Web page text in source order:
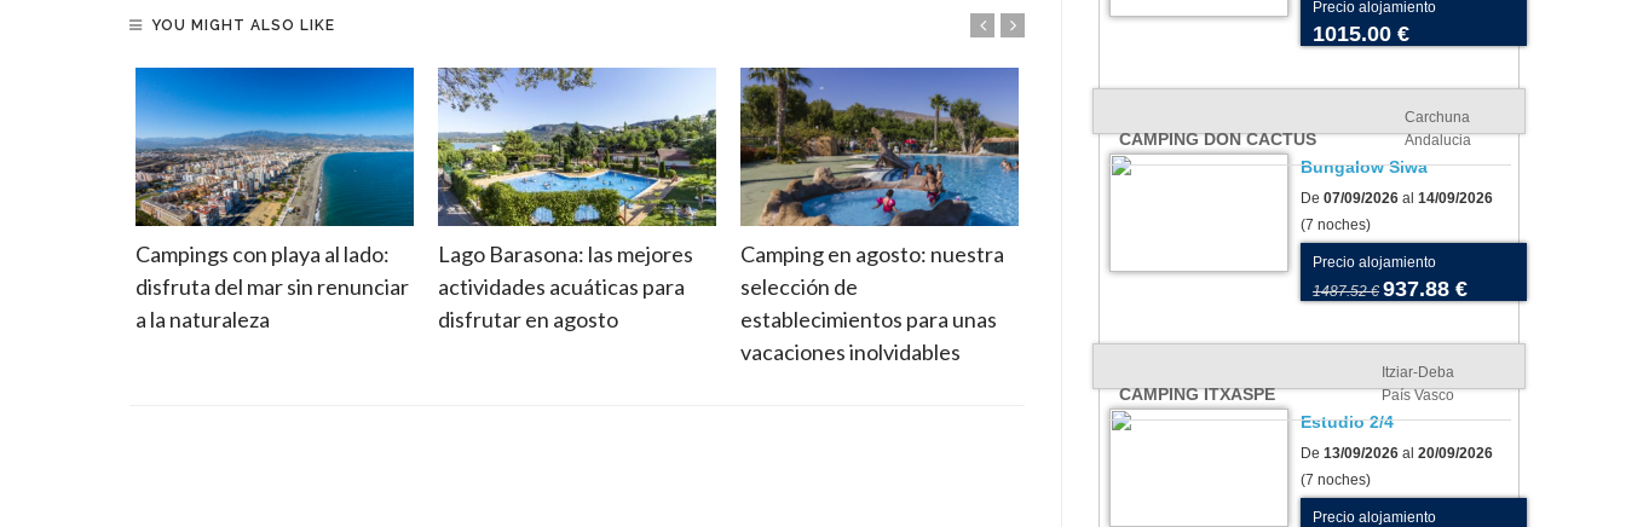
YOU MIGHT ALSO LIKE
Campings con playa al lado:
disfruta del mar sin renunciar
a la naturaleza
Lago Barasona: las mejores
actividades acuáticas para
disfrutar en agosto
Camping en agosto: nuestra
selección de
establecimientos para unas
vacaciones inolvidables
Camping As Cancelas:
conoce Santiago de
esplendor
Precio alojamiento
1015.00 €
CAMPING DON CACTUS
Carchuna
Andalucia
Bungalow Siwa
De 07/09/2026 al 14/09/2026
(7 noches)
Precio alojamiento
1487.52 € 937.88 €
CAMPING ITXASPE
Itziar-Deba
País Vasco
Estudio 2/4
De 13/09/2026 al 20/09/2026
(7 noches)
Precio alojamiento